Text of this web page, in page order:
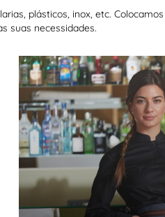
plásticos, inox, etc.
suas necessidades.